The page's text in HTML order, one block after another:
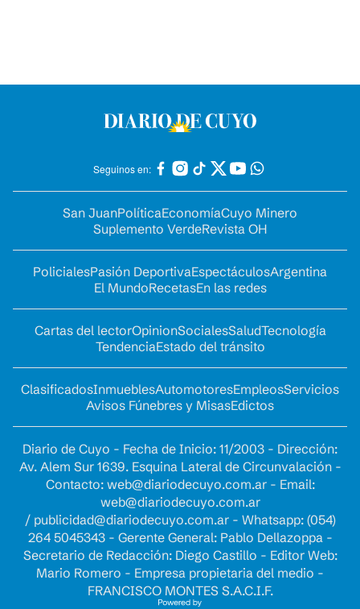
Seguinos en:
San JuanPolíticaEconomíaCuyo Minero
Suplemento VerdeRevista OH
PolicialesPasión DeportivaEspectáculosArgentina
El MundoRecetasEn las redes
Cartas del lectorOpinionSocialesSaludTecnología
TendenciaEstado del tránsito
ClasificadosInmueblesAutomotoresEmpleosServicios
Avisos Fúnebres y MisasEdictos
Diario de Cuyo - Fecha de Inicio: 11/2003 - Dirección:
Av. Alem Sur 1639. Esquina Lateral de Circunvalación -
Contacto: web@diariodecuyo.com.ar- Email:
web@diariodecuyo.com.ar
/ publicidad@diariodecuyo.com.ar- Whatsapp: (054)
264 5045343 - Gerente General: Pablo Dellazoppa -
Secretario de Redacción: Diego Castillo - Editor Web:
Mario Romero - Empresa propietaria del medio -
FRANCISCO MONTES S.A.C.I.F.